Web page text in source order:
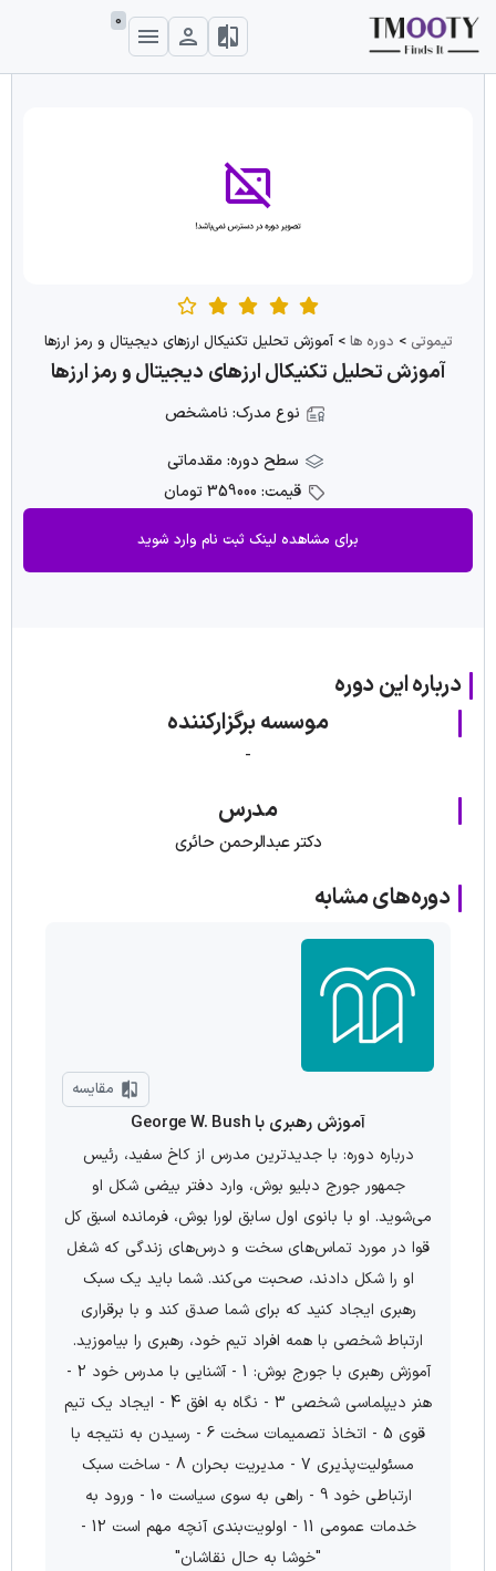
0
تیموتی > دوره ها >آموزش تحلیل تکنیکال ارزهای دیجیتال و رمز ارزها
آموزش تحلیل تکنیکال ارزهای دیجیتال و رمز ارزها
نوع مدرک: نامشخص
سطح دوره: مقدماتی
قیمت: 359000 تومان
برای مشاهده لینک ثبت نام وارد شوید
درباره این دوره
موسسه برگزارکننده
-
مدرس
دکتر عبدالرحمن حائری
دوره‌های مشابه
مقایسه
آموزش رهبری با George W. Bush
درباره دوره: با جدیدترین مدرس از کاخ سفید، رئیس
جمهور جورج دبلیو بوش، وارد دفتر بیضی شکل او
می‌شوید. او با بانوی اول سابق لورا بوش، فرمانده اسبق کل
قوا در مورد تماس‌‌های سخت و درس‌‌های زندگی که شغل
او را شکل دادند، صحبت می‌‌کند. شما باید یک سبک
رهبری ایجاد کنید که برای شما صدق کند و با برقراری
ارتباط شخصی با همه افراد تیم خود، رهبری را بیاموزید.
آموزش رهبری با جورج بوش: 1 - آشنایی با مدرس خود 2 -
هنر دیپلماسی شخصی 3 - نگاه به افق 4 - ایجاد یک تیم
قوی 5 - اتخاذ تصمیمات سخت 6 - رسیدن به نتیجه با
مسئولیت‌پذیری 7 - مدیریت بحران 8 - ساخت سبک
ارتباطی خود 9 - راهی به سوی سیاست 10 - ورود به
خدمات عمومی 11 - اولویت‌بندی آنچه مهم است 12 -
"خوشا به حال نقاشان"